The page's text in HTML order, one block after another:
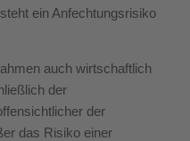
ein Anfechtungsrisiko
auch wirtschaftlich
der
der
das Risiko einer